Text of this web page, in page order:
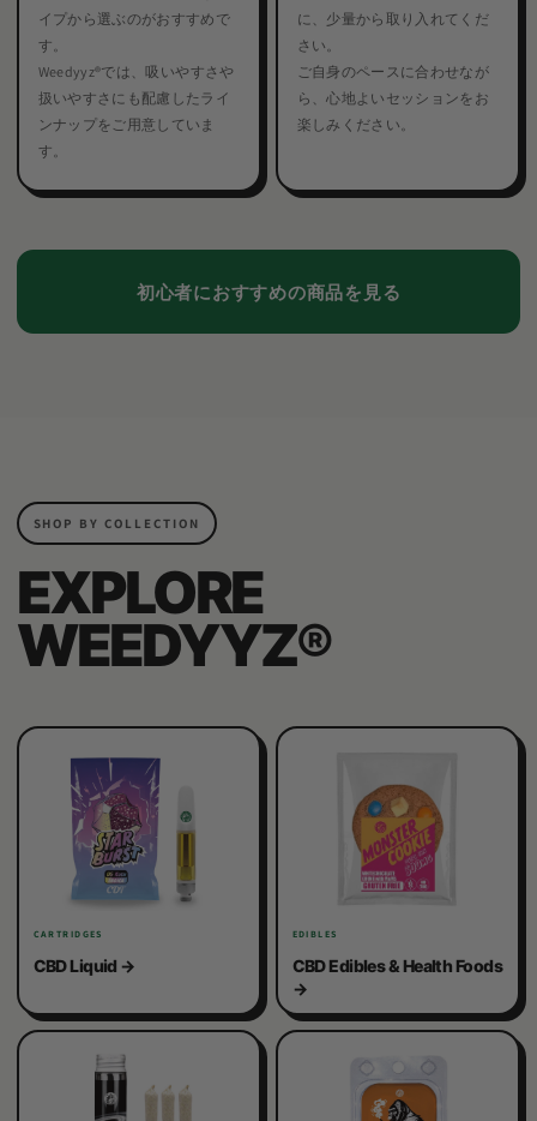
イプから選ぶのがおすすめで
す。
Weedyyz®︎では、吸いやすさや
扱いやすさにも配慮したライ
ンナップをご用意していま
す。
に、少量から取り入れてくだ
さい。
ご自身のペースに合わせなが
ら、心地よいセッションをお
楽しみください。
初心者におすすめの商品を見る
SHOP BY COLLECTION
EXPLORE
WEEDYYZ®︎
CARTRIDGES
CBD Liquid
EDIBLES
CBD Edibles & Health Foods